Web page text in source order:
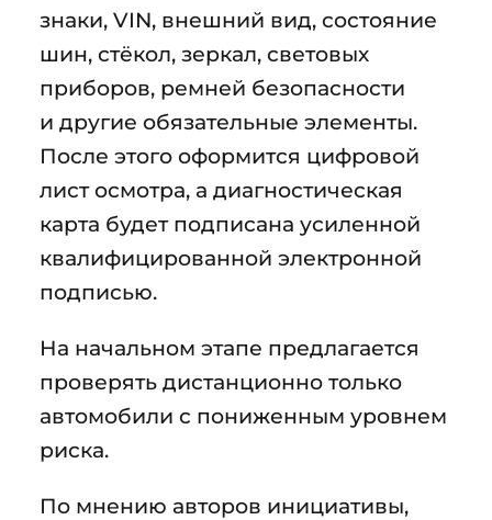
знаки, VIN, внешний вид, состояние
шин, стёкол, зеркал, световых
приборов, ремней безопасности
и другие обязательные элементы.
После этого оформится цифровой
лист осмотра, а диагностическая
карта будет подписана усиленной
квалифицированной электронной
подписью.
На начальном этапе предлагается
проверять дистанционно только
автомобили с пониженным уровнем
риска.
По мнению авторов инициативы,